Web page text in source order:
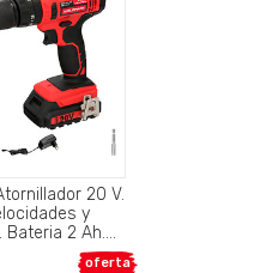
20 V.
y
Bateria 2 Ah.
35 Nm..
oferta